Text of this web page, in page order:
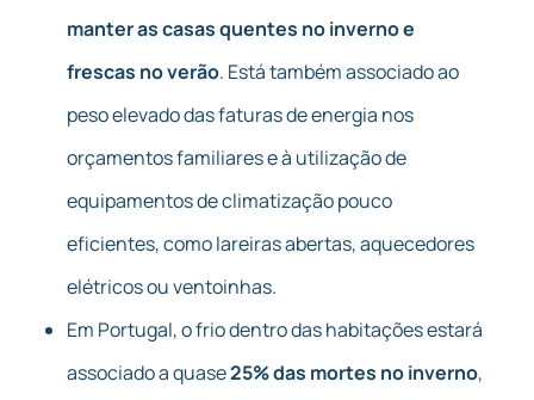
manter as casas quentes no inverno e
frescas no verão. Está também associado ao
peso elevado das faturas de energia nos
orçamentos familiares e à utilização de
equipamentos de climatização pouco
eficientes, como lareiras abertas, aquecedores
elétricos ou ventoinhas.
Em Portugal, o frio dentro das habitações estará
associado a quase25% das mortes no inverno,